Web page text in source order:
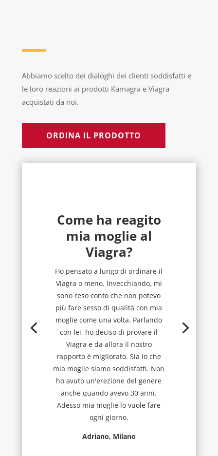
Abbiamo scelto dei dialoghi dei clienti soddisfatti e
le loro reazioni ai prodotti Kamagra e Viagra
acquistati da noi.
ORDINA IL PRODOTTO
Come ha reagito
mia moglie al
Viagra?
Ho pensato a lungo di ordinare il
Viagra o meno. Invecchiando, mi
sono reso conto che non potevo
più fare sesso di qualità con mia
moglie come una volta. Parlando
con lei, ho deciso di provare il
Viagra e da allora il nostro
rapporto è migliorato. Sia io che
mia moglie siamo soddisfatti. Non
ho avuto un'erezione del genere
anche quando avevo 30 anni.
Adesso mia moglie lo vuole fare
ogni giorno.
Adriano, Milano